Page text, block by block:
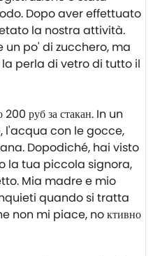
Dopo aver effettuato
la nostra attività.
un po' di zucchero, ma
perla di vetro di tutto il
200 руб за стакан. In un
l'acqua con le gocce,
Dopodiché, hai visto
la tua piccola signora,
Mia madre e mio
quando si tratta
non mi piace, no ктивно